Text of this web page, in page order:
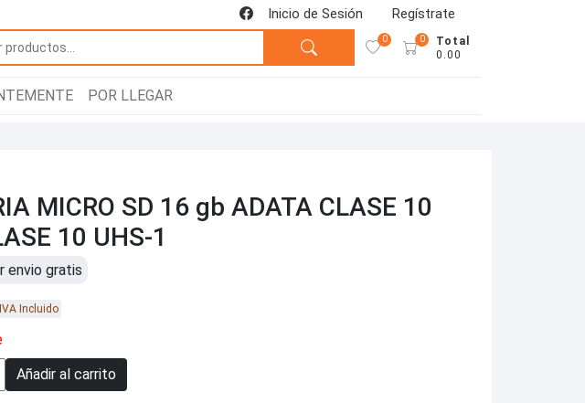
Inicio de Sesión Regístrate
0
Total
0.00
0
POR LLEGAR
MICRO SD 16 gb ADATA CLASE 10
10 UHS-1
envio gratis
IVA Incluido
Añadir al carrito